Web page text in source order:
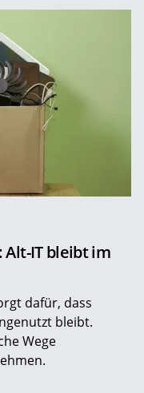
Alt-IT bleibt im
dafür, dass
bleibt.
Wege